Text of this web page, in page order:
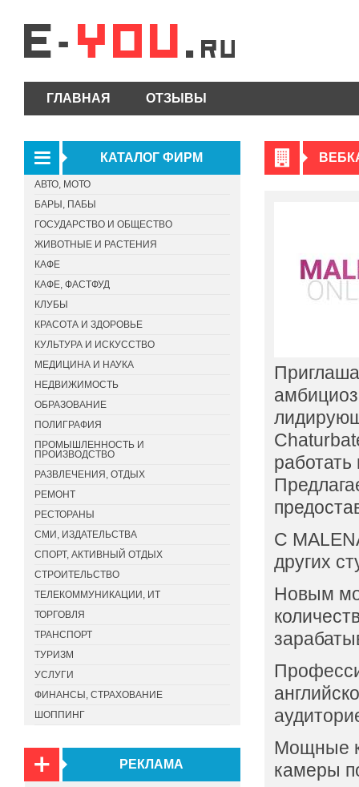
ГЛАВНАЯ ОТЗЫВЫ
C
других
Новым
Мощные
камеры
КАТАЛОГ ФИРМ
АВТО, МОТО
БАРЫ, ПАБЫ
ГОСУДАРСТВО И ОБЩЕСТВО
ЖИВОТНЫЕ И РАСТЕНИЯ
КАФЕ
КАФЕ, ФАСТФУД
КЛУБЫ
КРАСОТА И ЗДОРОВЬЕ
КУЛЬТУРА И ИСКУССТВО
МЕДИЦИНА И НАУКА
НЕДВИЖИМОСТЬ
ОБРАЗОВАНИЕ
ПОЛИГРАФИЯ
ПРОМЫШЛЕННОСТЬ И
ПРОИЗВОДСТВО
РАЗВЛЕЧЕНИЯ, ОТДЫХ
РЕМОНТ
РЕСТОРАНЫ
СМИ, ИЗДАТЕЛЬСТВА
СПОРТ, АКТИВНЫЙ ОТДЫХ
СТРОИТЕЛЬСТВО
ТЕЛЕКОММУНИКАЦИИ, ИТ
ТОРГОВЛЯ
ТРАНСПОРТ
ТУРИЗМ
УСЛУГИ
ФИНАНСЫ, СТРАХОВАНИЕ
ШОППИНГ
РЕКЛАМА